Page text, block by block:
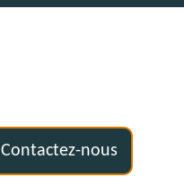
Contactez-nous